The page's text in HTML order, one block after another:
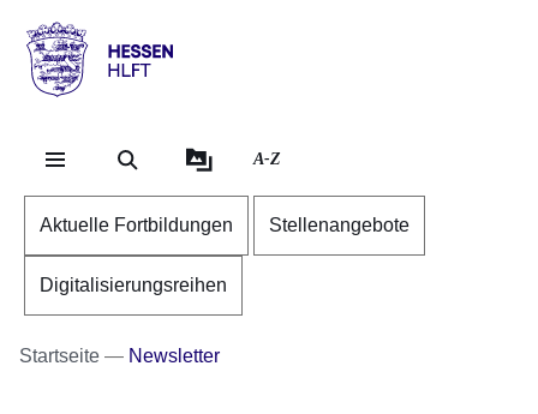
Hessen
HLFT
A-Z
Aktuelle Fortbildungen Stellenangebote
Digitalisierungsreihen
Startseite Newsletter